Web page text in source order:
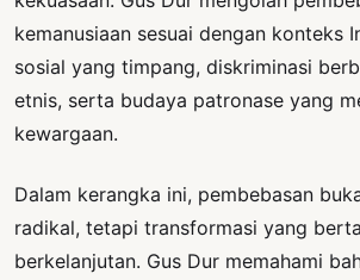
kemanusiaan sesuai dengan konteks
sosial yang timpang, diskriminasi
etnis, serta budaya patronase yang
kewargaan.
Dalam kerangka ini, pembebasan
radikal, tetapi transformasi yang
berkelanjutan. Gus Dur memahami